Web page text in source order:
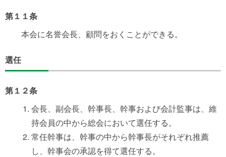
第１１条
本会に名誉会長、顧問をおくことができる。
選任
第１２条
会長、副会長、幹事長、幹事および会計監事は、維
持会員の中から総会において選任する。
常任幹事は、幹事の中から幹事長がそれぞれ推薦
し、幹事会の承認を得て選任する。